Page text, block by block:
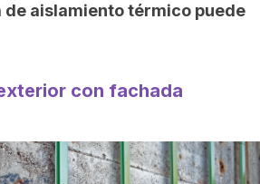
de aislamiento térmico puede
con fachada